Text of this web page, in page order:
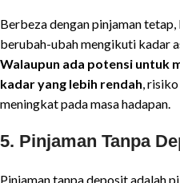
Berbeza dengan pinjaman
berubah-ubah mengikuti kadar
Walaupun ada potensi untuk
kadar yang lebih rendah ,
meningkat pada masa hadapan.
5. Pinjaman Tanpa
Pinjaman tanpa deposit adalah